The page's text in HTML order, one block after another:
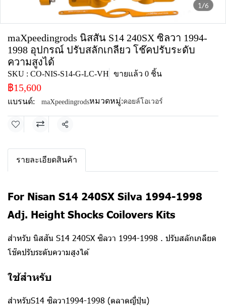
1/6
maXpeedingrods นิสสัน S14 240SX ซิลวา 1994-
1998 อุปกรณ์ ปรับสลักเกลียว โช๊คปรับระดับ
ความสูงได้
SKU : CO-NIS-S14-G-LC-VH ขายแล้ว 0 ชิ้น
฿15,600
แบรนด์: maXpeedingrodsหมวดหมู่:คอยล์โอเวอร์
แชร์
รายละเอียดสินค้า
For Nisan S14 240SX Silva 1994-1998
Adj. Height Shocks Coilovers Kits
สำหรับ นิสสัน S14 240SX ซิลวา 1994-1998 . ปรับสลักเกลียด
โช๊คปรับระดับความสูงได้
ใช้สำหรับ
สำหรับS14 ซิลวา1994-1998 (ตลาดญี่ปุ่น)